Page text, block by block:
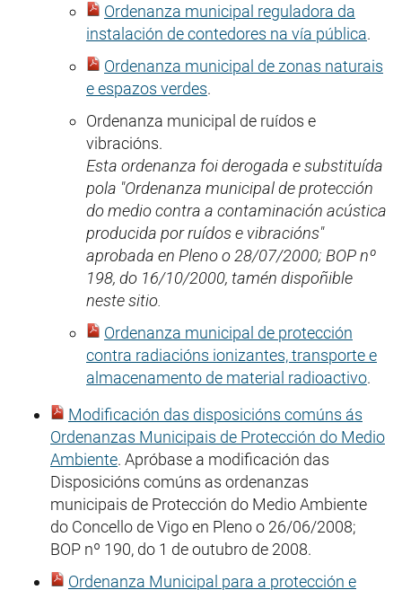
Ordenanza municipal reguladora da
instalación de contedores na vía pública.
Ordenanza municipal de zonas naturais
e espazos verdes.
Ordenanza municipal de ruídos e
vibracións.
Esta ordenanza foi derogada e substituída
pola "Ordenanza municipal de protección
do medio contra a contaminación acústica
producida por ruídos e vibracións"
aprobada en Pleno o 28/07/2000; BOP nº
198, do 16/10/2000, tamén dispoñible
neste sitio.
Ordenanza municipal de protección
contra radiacións ionizantes, transporte e
almacenamento de material radioactivo.
Modificación das disposicións comúns ás
Ordenanzas Municipais de Protección do Medio
Ambiente. Apróbase a modificación das
Disposicións comúns as ordenanzas
municipais de Protección do Medio Ambiente
do Concello de Vigo en Pleno o 26/06/2008;
BOP nº 190, do 1 de outubro de 2008.
Ordenanza Municipal para a protección e